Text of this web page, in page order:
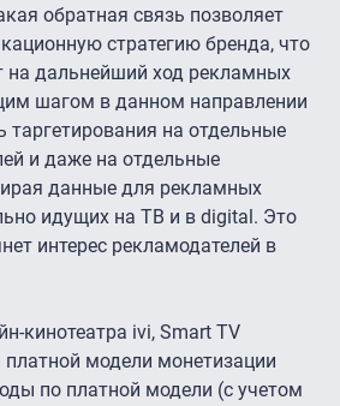
обратная связь позволяет
стратегию бренда, что
на дальнейший ход рекламных
шагом в данном направлении
таргетирования на отдельные
и даже на отдельные
данные для рекламных
идущих на ТВ и в digital. Это
интерес рекламодателей в
кинотеатра ivi, Smart TV
модели монетизации
по платной модели (с учетом